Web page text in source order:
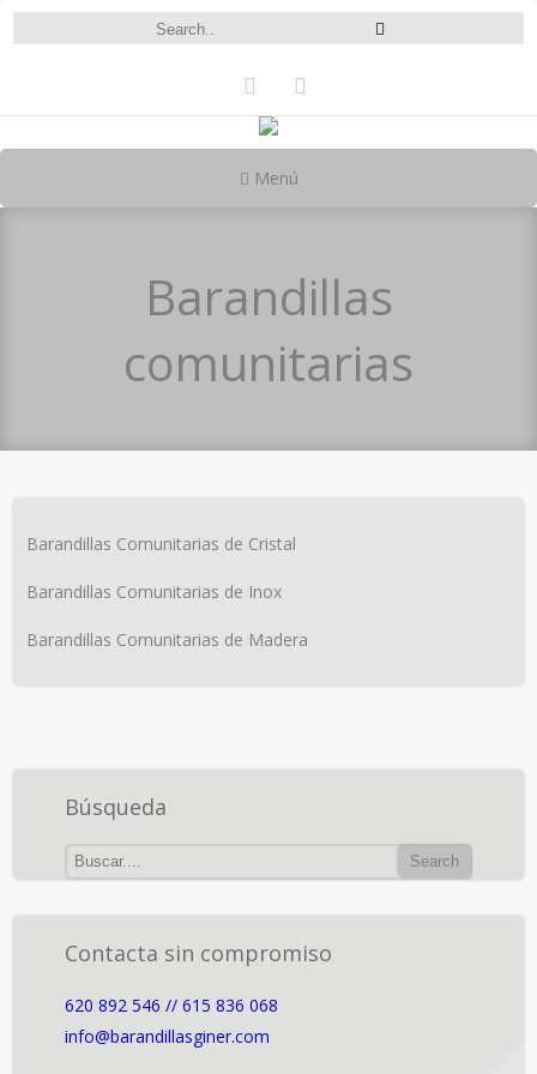
Menú
Barandillas
comunitarias
Barandillas Comunitarias de Cristal
Barandillas Comunitarias de Inox
Barandillas Comunitarias de Madera
Búsqueda
Contacta sin compromiso
620 892 546 // 615 836 068
info@barandillasginer.com